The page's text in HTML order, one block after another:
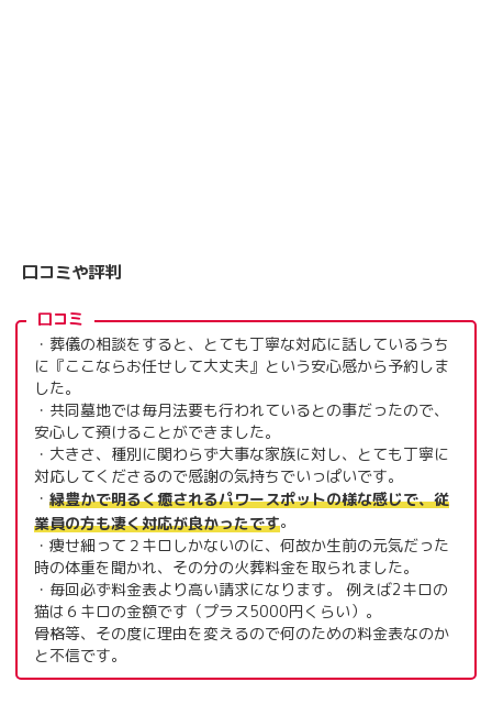
口コミや評判
口コミ
・葬儀の相談をすると、とても丁寧な対応に話しているうち
に『ここならお任せして大丈夫』という安心感から予約しま
した。
・共同墓地では毎月法要も行われているとの事だったので、
安心して預けることができました。
・大きさ、種別に関わらず大事な家族に対し、とても丁寧に
対応してくださるので感謝の気持ちでいっぱいです。
・ 緑豊かで明るく癒されるパワースポットの様な感じで、従
業員の方も凄く対応が良かったです。
・痩せ細って２キロしかないのに、何故か生前の元気だった
時の体重を聞かれ、その分の火葬料金を取られました。
・毎回必ず料金表より高い請求になります。 例えば2キロの
猫は６キロの金額です（プラス5000円くらい）。
骨格等、その度に理由を変えるので何のための料金表なのか
と不信です。